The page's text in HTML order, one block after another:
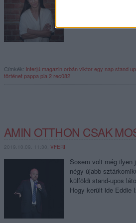
diadalittas
fiáról és a Pappa pia
Címkék: interjú magazin orbán viktoregy napstand up
történet pappa pia 2 rec082
AMIN OTTHON CSAK
2019.10.09. 11:30, VFERI
Sosem volt még ilyen
négy újabb
külföldi stand-upos
Hogy került ide